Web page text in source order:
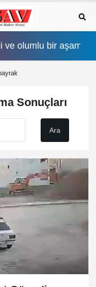
giderilmeli
ve olumlu bir aşama,
Sonuçları